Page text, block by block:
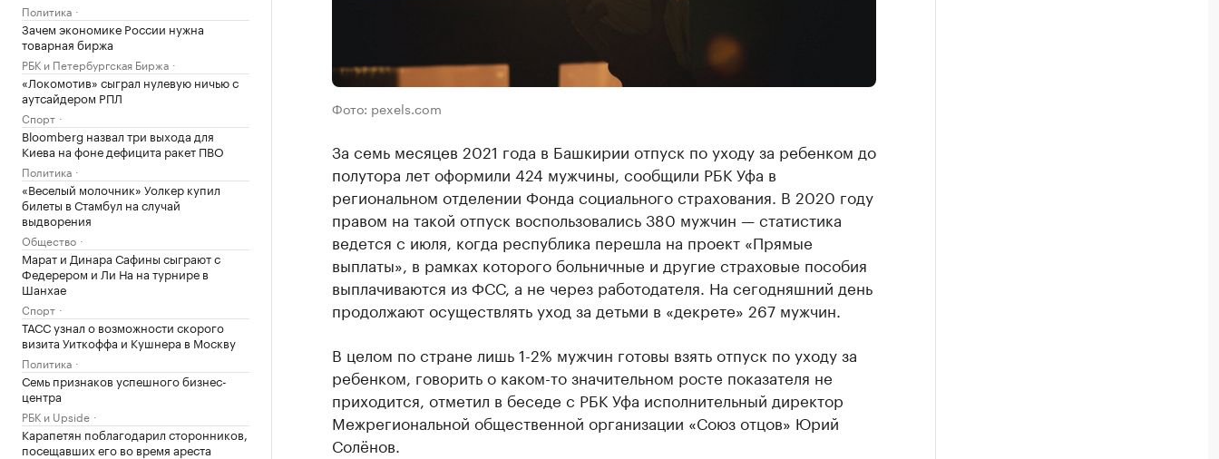
Политика
Зачем экономике России нужна
товарная биржа
РБК и Петербургская Биржа
«Локомотив» сыграл нулевую ничью с
аутсайдером РПЛ
Спорт
Bloomberg назвал три выхода для
Киева на фоне дефицита ракет ПВО
Политика
«Веселый молочник» Уолкер купил
билеты в Стамбул на случай
выдворения
Общество
Марат и Динара Сафины сыграют с
Федерером и Ли На на турнире в
Шанхае
Спорт
ТАСС узнал о возможности скорого
визита Уиткоффа и Кушнера в Москву
Политика
Семь признаков успешного бизнес-
центра
РБК и Upside
Карапетян поблагодарил сторонников,
посещавших его во время ареста
Фото: pexels.com
За семь месяцев 2021 года в Башкирии отпуск по уходу за ребенком до
полутора лет оформили 424 мужчины, сообщили РБК Уфа в
региональном отделении Фонда социального страхования. В 2020 году
правом на такой отпуск воспользовались 380 мужчин — статистика
ведется с июля, когда республика перешла на проект «Прямые
выплаты», в рамках которого больничные и другие страховые пособия
выплачиваются из ФСС, а не через работодателя. На сегодняшний день
продолжают осуществлять уход за детьми в «декрете» 267 мужчин.
В целом по стране лишь 1-2% мужчин готовы взять отпуск по уходу за
ребенком, говорить о каком-то значительном росте показателя не
приходится, отметил в беседе с РБК Уфа исполнительный директор
Межрегиональной общественной организации «Союз отцов» Юрий
Солёнов.